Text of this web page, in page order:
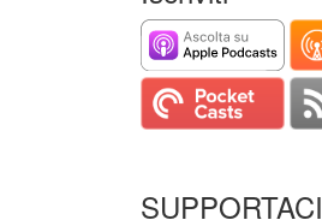
SUPPORTACI